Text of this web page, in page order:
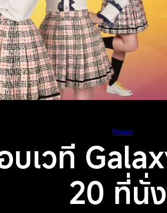
News
บเวที
20 ที่นั่